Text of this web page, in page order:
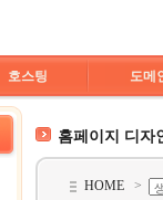
호스팅 도메
홈페이지 디자
HOME >